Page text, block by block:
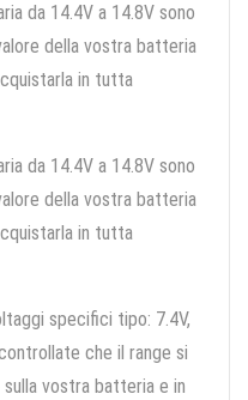
da 14.4V a 14.8V sono
della vostra batteria
in tutta
da 14.4V a 14.8V sono
della vostra batteria
in tutta
specifici tipo: 7.4V,
che il range si
vostra batteria e in